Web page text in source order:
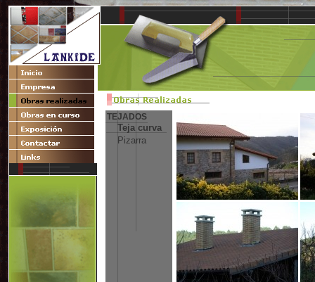
TEJADOS
Teja curva
Pizarra